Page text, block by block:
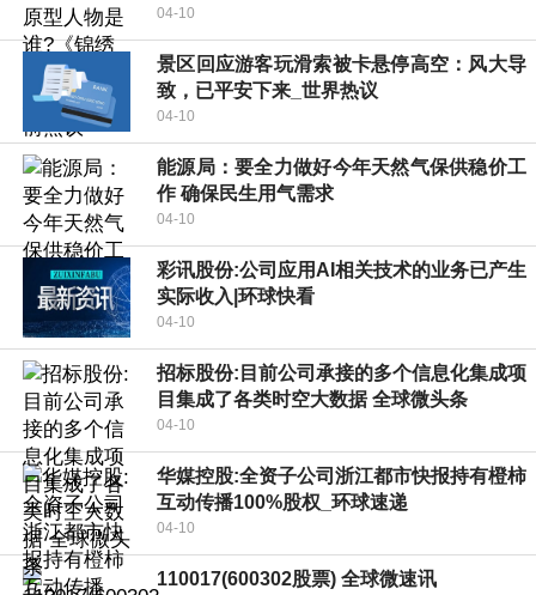
04-10
景区回应游客玩滑索被卡悬停高空：风大导
致，已平安下来_世界热议
04-10
能源局：要全力做好今年天然气保供稳价工
作 确保民生用气需求
04-10
彩讯股份:公司应用AI相关技术的业务已产生
实际收入|环球快看
04-10
招标股份:目前公司承接的多个信息化集成项
目集成了各类时空大数据 全球微头条
04-10
华媒控股:全资子公司浙江都市快报持有橙柿
互动传播100%股权_环球速递
04-10
110017(600302股票) 全球微速讯